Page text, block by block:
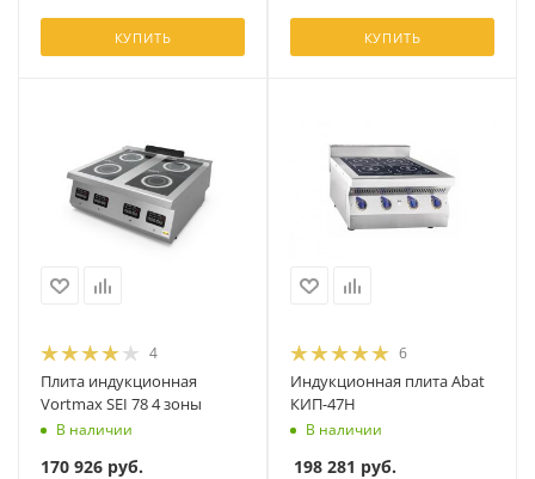
КУПИТЬ КУПИТЬ
4
Плита индукционная
Vortmax SEI 78 4 зоны
В наличии
170 926 руб.
6
Индукционная плита Abat
КИП-47Н
В наличии
198 281 руб.